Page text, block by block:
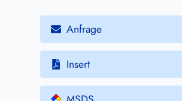
Anfrage
Insert